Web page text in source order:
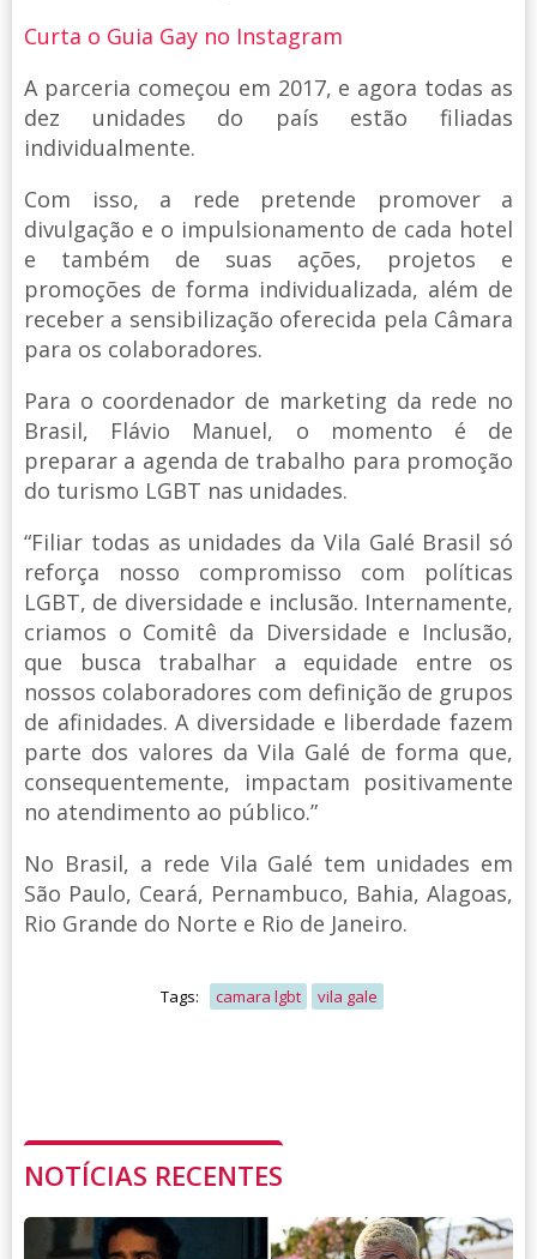
Curta o Guia Gay no Instagram
A parceria começou em 2017, e agora todas as
dez unidades do país estão filiadas
individualmente.
Com isso, a rede pretende promover a
divulgação e o impulsionamento de cada hotel
e também de suas ações, projetos e
promoções de forma individualizada, além de
receber a sensibilização oferecida pela Câmara
para os colaboradores.
Para o coordenador de marketing da rede no
Brasil, Flávio Manuel, o momento é de
preparar a agenda de trabalho para promoção
do turismo LGBT nas unidades.
“Filiar todas as unidades da Vila Galé Brasil só
reforça nosso compromisso com políticas
LGBT, de diversidade e inclusão. Internamente,
criamos o Comitê da Diversidade e Inclusão,
que busca trabalhar a equidade entre os
nossos colaboradores com definição de grupos
de afinidades. A diversidade e liberdade fazem
parte dos valores da Vila Galé de forma que,
consequentemente, impactam positivamente
no atendimento ao público.”
No Brasil, a rede Vila Galé tem unidades em
São Paulo, Ceará, Pernambuco, Bahia, Alagoas,
Rio Grande do Norte e Rio de Janeiro.
Tags: camara lgbt vila gale
NOTÍCIAS RECENTES